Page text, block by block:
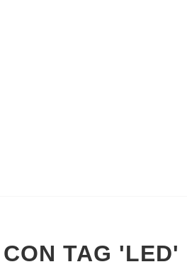
TAG 'LED'